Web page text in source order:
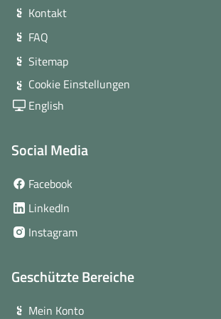
Kontakt
FAQ
Sitemap
Cookie Einstellungen
English
Social Media
Facebook
Fenster)
LinkedIn
neuem
Instagram(öffnet
Fenster)
Geschützte Bereiche
Mein Konto